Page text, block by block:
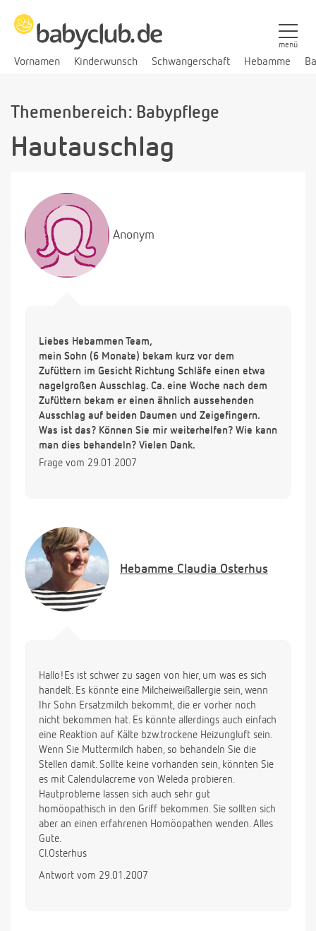
Vornamen Kinderwunsch Schwangerschaft Hebamme
menü
Themenbereich: Babypflege
Hautauschlag
Anonym
Liebes Hebammen Team,
mein Sohn (6 Monate) bekam kurz vor dem
Zufüttern im Gesicht Richtung Schläfe einen etwa
nagelgroßen Ausschlag. Ca. eine Woche nach dem
Zufüttern bekam er einen ähnlich aussehenden
Ausschlag auf beiden Daumen und Zeigefingern.
Was ist das? Können Sie mir weiterhelfen? Wie kann
man dies behandeln? Vielen Dank.
Frage vom 29.01.2007
Hebamme Claudia Osterhus
Hallo!Es ist schwer zu sagen von hier, um was es sich
handelt. Es könnte eine Milcheiweißallergie sein, wenn
Ihr Sohn Ersatzmilch bekommt, die er vorher noch
nicht bekommen hat. Es könnte allerdings auch einfach
eine Reaktion auf Kälte bzw.trockene Heizungluft sein.
Wenn Sie Muttermilch haben, so behandeln Sie die
Stellen damit. Sollte keine vorhanden sein, könnten Sie
es mit Calendulacreme von Weleda probieren.
Hautprobleme lassen sich auch sehr gut
homöopathisch in den Griff bekommen. Sie sollten sich
aber an einen erfahrenen Homöopathen wenden. Alles
Gute.
Cl.Osterhus
Antwort vom 29.01.2007